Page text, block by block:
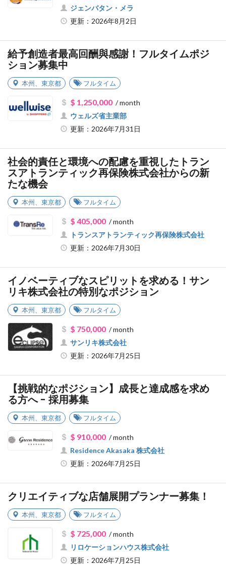
ジェンバタン・メラ
更新：2026年8月2日
給予創造者最高回酬與感謝！フルタイムポジ
ション募集中
本州 東京都 フルタイム
$ 1,250,000/ month
ウェルズ省主業部
更新：2026年7月31日
社会的責任と環境への配慮を重視したトラン
スアトランティック再保険株式会社からの新
たな機会
本州 東京都 フルタイム
$ 405,000/ month
トランスアトランティック再保険株式会社
更新：2026年7月30日
イノベーティブなスピリットを求める！サン
リキ株式会社の特別なポジション
本州 東京都 フルタイム
$ 750,000/ month
サンリキ株式会社
更新：2026年7月25日
【挑戦的なポジション】成長と達成感を求め
る方へ - 採用募集
本州 東京都 フルタイム
$ 910,000/ month
Residence Akasaka 株式会社
更新：2026年7月25日
クリエイティブな店舗展開プランナー募集！
本州 東京都 フルタイム
$ 725,000/ month
リロケーションハウス株式会社
更新：2026年7月25日